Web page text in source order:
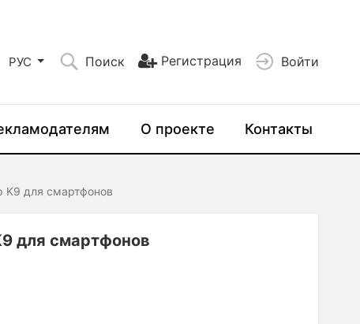
РУС Поиск Регистрация Войти
О проекте Контакты
K9 для смартфонов
для смартфонов